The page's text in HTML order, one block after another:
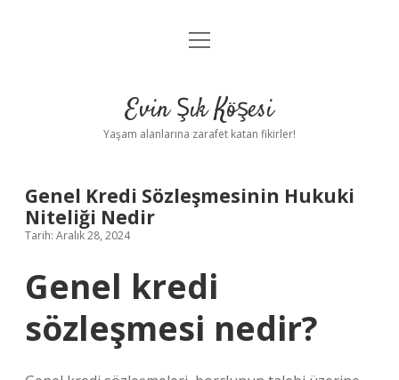
Anasayfa
Yasal Uyarı
menüyü
Evin Şık Köşesi
Yaşam alanlarına zarafet katan fikirler!
Genel Kredi Sözleşmesinin Hukuki
Niteliği Nedir
Tarih: Aralık 28, 2024
Genel kredi
sözleşmesi nedir?